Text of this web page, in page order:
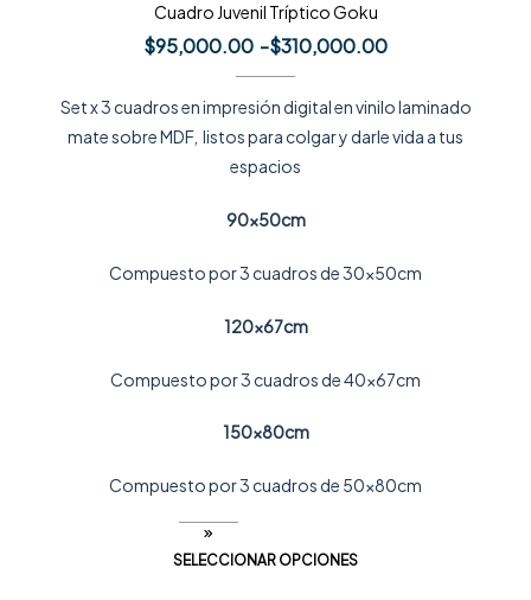
Cuadro Juvenil Tríptico Goku
$95,000.00 -$310,000.00
Set x 3 cuadros en impresión digital en vinilo laminado
mate sobre MDF, listos para colgar y darle vida a tus
espacios
90x50cm
Compuesto por 3 cuadros de 30x50cm
120x67cm
Compuesto por 3 cuadros de 40x67cm
150x80cm
Compuesto por 3 cuadros de 50x80cm
SELECCIONAR OPCIONES